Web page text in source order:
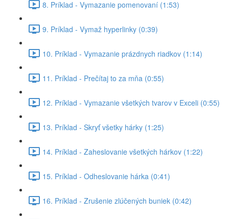
8. Príklad - Vymazanie pomenovaní (1:53)
9. Príklad - Vymaž hyperlinky (0:39)
10. Príklad - Vymazanie prázdnych riadkov (1:14)
11. Príklad - Prečítaj to za mňa (0:55)
12. Príklad - Vymazanie všetkých tvarov v Exceli (0:55)
13. Príklad - Skryť všetky hárky (1:25)
14. Príklad - Zaheslovanie všetkých hárkov (1:22)
15. Príklad - Odheslovanie hárka (0:41)
16. Príklad - Zrušenie zlúčených buniek (0:42)